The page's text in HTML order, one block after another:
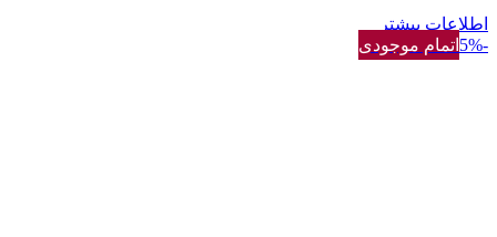
اطلاعات بیشتر
-5%
اتمام موجودی